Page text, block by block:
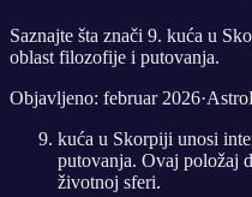
Saznajte šta znači 9. kuća u
oblast filozofije i putovanja.
Objavljeno: februar 2026·
kuća u Skorpiji unosi
putovanja. Ovaj položaj
životnoj sferi.